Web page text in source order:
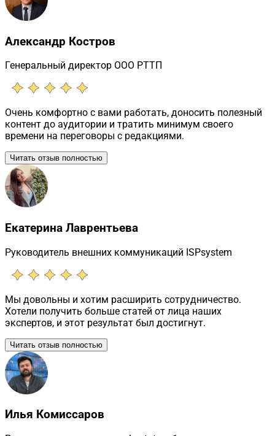
Александр Костров
Генеральный директор ООО РТТП
Очень комфортно с вами работать, доносить полезный
контент до аудитории и тратить минимум своего
времени на переговоры с редакциями.
Читать отзыв полностью
Екатерина Лаврентьева
Руководитель внешних коммуникаций ISPsystem
Мы довольны и хотим расширить сотрудничество.
Хотели получить больше статей от лица наших
экспертов, и этот результат был достигнут.
Читать отзыв полностью
Илья Комиссаров